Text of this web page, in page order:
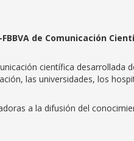
de Comunicación
científica desarrollada
las universidades, los
a la difusión del